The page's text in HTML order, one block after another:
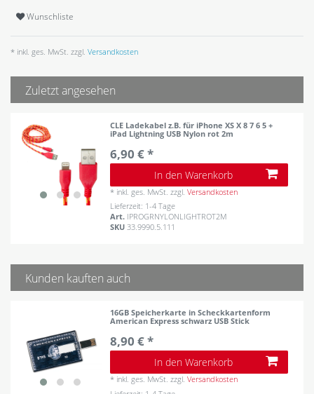
Wunschliste
* inkl. ges. MwSt. zzgl. Versandkosten
Zuletzt angesehen
CLE Ladekabel z.B. für iPhone XS X 8 7 6 5 +
iPad Lightning USB Nylon rot 2m
6,90 € *
In den Warenkorb
* inkl. ges. MwSt. zzgl.Versandkosten
Lieferzeit: 1-4 Tage
Art. IPROGRNYLONLIGHTROT2M
SKU33.9990.5.111
Kunden kauften auch
16GB Speicherkarte in Scheckkartenform
American Express schwarz USB Stick
8,90 € *
In den Warenkorb
* inkl. ges. MwSt. zzgl.Versandkosten